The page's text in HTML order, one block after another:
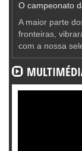
O campeonato
A maior parte
fronteiras,
com a nossa